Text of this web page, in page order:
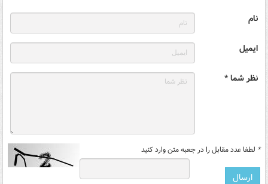
نام
ایمیل
نظر شما *
* لطفا عدد مقابل را در جعبه متن وارد کنید